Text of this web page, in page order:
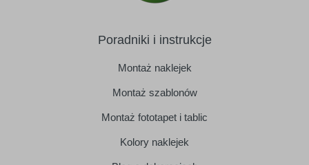
Poradniki i instrukcje
Montaż naklejek
Montaż szablonów
Montaż fototapet i tablic
Kolory naklejek